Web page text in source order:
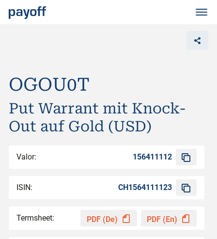
OGOU0T
Put Warrant mit Knock-
Out auf Gold (USD)
Valor: 156411112
ISIN: CH1564111123
Termsheet: PDF (De) PDF (En)